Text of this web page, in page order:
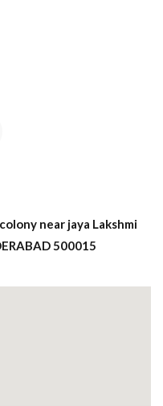
near jaya Lakshmi
500015